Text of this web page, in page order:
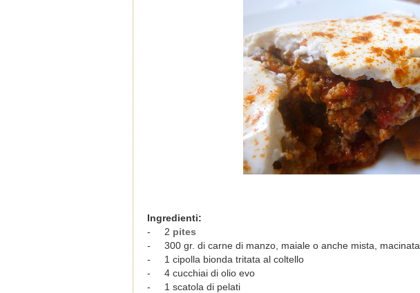
Ingredienti:
-
2 pites
-
300 gr. di carne di manzo, maiale o anche mista, macinata
-
1 cipolla bionda tritata al coltello
-
4 cucchiai di olio evo
-
1 scatola di pelati